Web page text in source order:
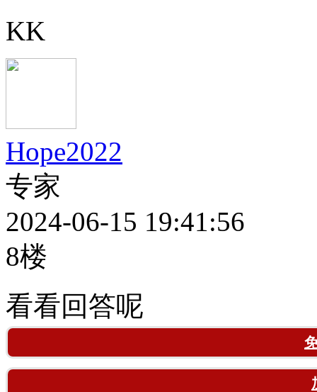
KK
Hope2022
专家
2024-06-15 19:41:56
8楼
看看回答呢